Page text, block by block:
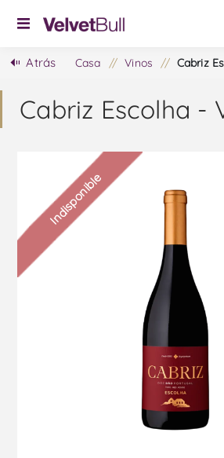
Atrás Casa / Vinos / Cabriz
Cabriz Escolha -
Indisponible